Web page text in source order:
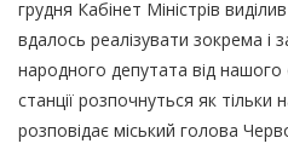
грудня Кабінет Міністрів
вдалось реалізувати зокрема і
народного депутата від
станції розпочнуться як тільки
розповідає міський голова